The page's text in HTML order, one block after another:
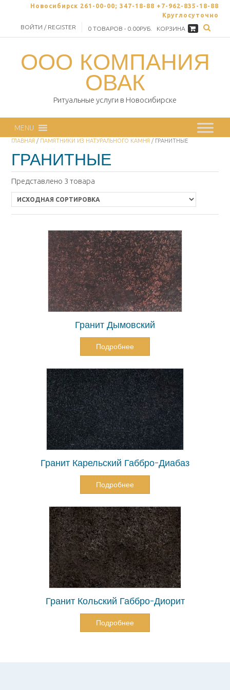
content
Новосибирск 261-00-00; 347-18-88 +7-962-835-18-88
Круглосуточно
ВОЙТИ / REGISTER
0 ТОВАРОВ - 0.00РУБ. КОРЗИНА
ООО КОМПАНИЯ
ОВАК
Ритуальные услуги в Новосибирске
MENU
ГЛАВНАЯ / ПАМЯТНИКИ ИЗ НАТУРАЛЬНОГО КАМНЯ / ГРАНИТНЫЕ
ГРАНИТНЫЕ
Представлено 3 товара
Гранит Дымовский
Подробнее
Гранит Карельский Габбро-Диабаз
Подробнее
Гранит Кольский Габбро-Диорит
Подробнее